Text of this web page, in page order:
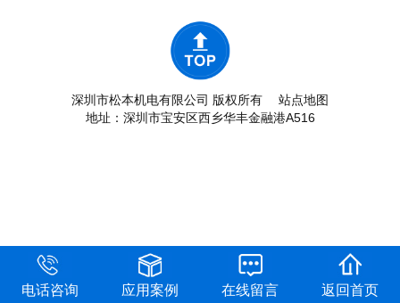
深圳市松本机电有限公司 版权所有 站点地图
地址：深圳市宝安区西乡华丰金融港A516
电话咨询 应用案例 在线留言 返回首页